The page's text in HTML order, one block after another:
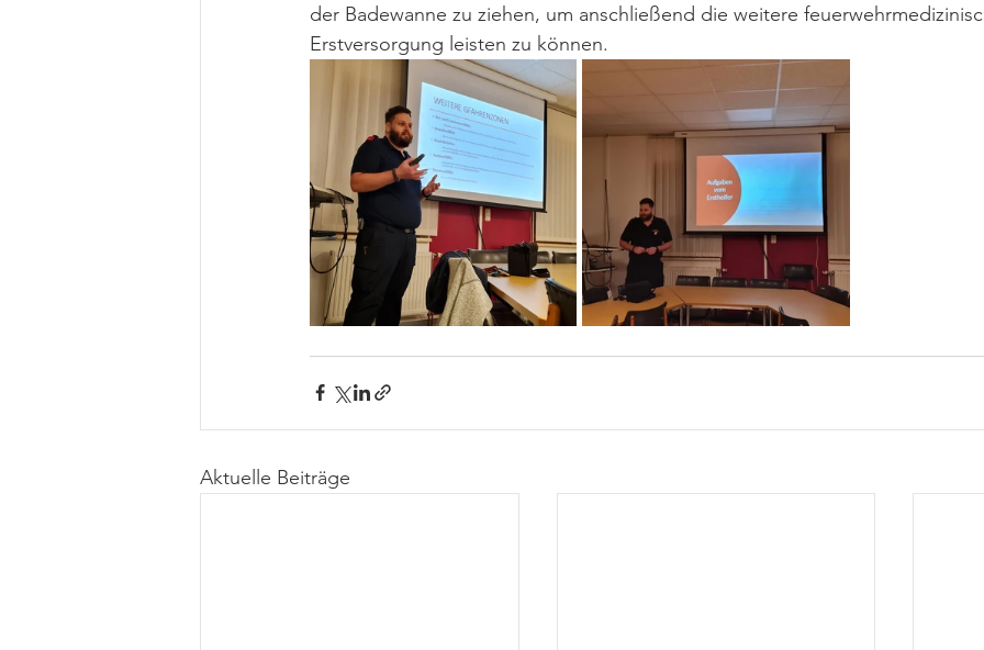
der Badewanne zu ziehen, um anschließend die weitere
Erstversorgung leisten zu können.
Aktuelle Beiträge